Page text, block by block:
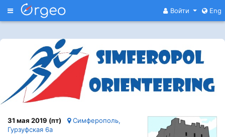
Меню Войти Eng
31 мая 2019 (пт)
Симферополь,
Гурзуфская 6а